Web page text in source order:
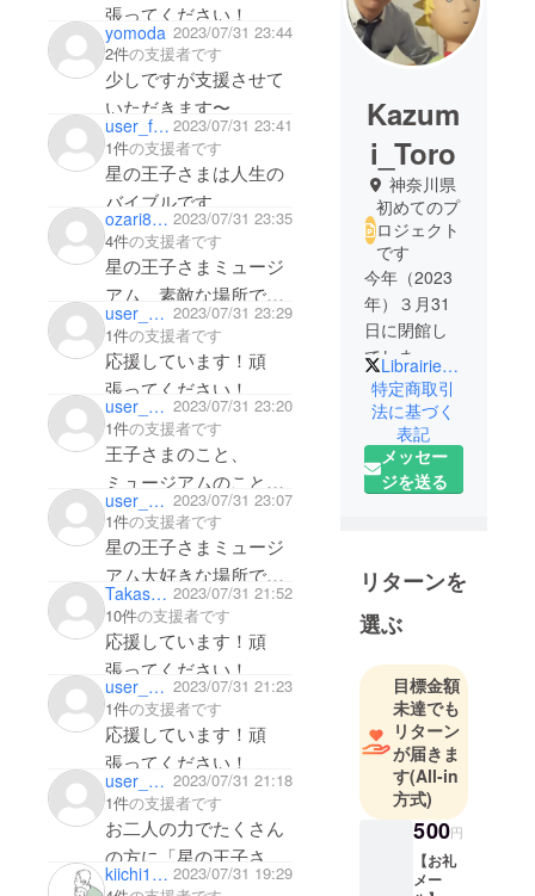
張ってください！
yomoda 2023/07/31 23:44
2件の支援者です
少しですが支援させて
いただきます〜
user_f01ee2cd01b4 2023/07/31 23:41
1件の支援者です
星の王子さまは人生の
バイブルです。
ミュージアムには一度
伺った事があり、とて
も素敵な場所だった記
憶があります。再訪し
たかった気持ちの代わ
りに参加します。私事
ですが、サン=テグ
チュペリが星になった
1944年7月31日から数
十年後の7月31日が、
私の誕生日です。今
日、その人の代表作か
ら生まれた活動に協力
することが出来、一生
の記念になる誕生日と
なりました。素敵なプ
レゼントをありがと
う。移動型書店に関わ
る全ての人達が、いつ
までも夜空に5億の鈴
を見ることが出来ます
ように。
ozari8703 2023/07/31 23:35
4件の支援者です
星の王子さまミュージ
アム、素敵な場所でし
た。応援しておりま
す！
user_e9f945dac354 2023/07/31 23:29
1件の支援者です
応援しています！頑
張ってください！
user_8247a26b33d4 2023/07/31 23:20
1件の支援者です
王子さまのこと、
ミュージアムのことを
思わない日は１日もあ
りません。スタッフの
皆さんも楽しくてあた
たかくて、とても素敵
な場所でした。私は
ミュージアムでの思い
出を胸に、これからも
頑張れると思います。
都路様もどうか、お体
を大切にこれからも星
の王子さまの旅を紡い
でいってくださいね。
星を見つけたら教えて
ください。応援してま
user_7c48bbad7bf4 2023/07/31 23:07
1件の支援者です
星の王子さまミュージ
アム大好きな場所でし
た。別の形でこうして
繋がっていけるのはと
ても嬉しいです。応援
してます。
Takashi Kenmochi 2023/07/31 21:52
10件の支援者です
応援しています！頑
張ってください！
user_aa7549860824 2023/07/31 21:23
1件の支援者です
応援しています！頑
張ってください！
user_50ec27fd6694 2023/07/31 21:18
1件の支援者です
お二人の力でたくさん
の方に「星の王子さ
ま」の魅力が伝わリま
kiichi1985 2023/07/31 19:29
Kazum
i_Toro
神奈川県
初めてのプ
ロジェクト
です
今年（2023
年）３月31
日に閉館し
てしまった
箱根・星の
王子さま
ミュージア
ム最後の広
報担当を務
と申しま
す。
閉館に伴う
在は
「Librairie
B612」（り
ぶれりびー
ろくいち
に）という
屋号の本屋
として、各
地で開催さ
LibrairieB612
特定商取引
法に基づく
表記
メッセー
ジを送る
リターンを
選ぶ
目標金額
未達でも
リターン
が届きま
す(All-in
方式)
500円
【お礼
メー